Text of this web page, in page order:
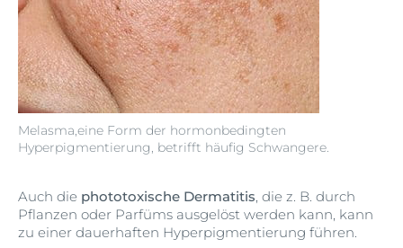
Melasma,eine Form der hormonbedingten
Hyperpigmentierung, betrifft häufig Schwangere.
Auch die phototoxische Dermatitis, die z. B. durch
Pflanzen oder Parfüms ausgelöst werden kann, kann
zu einer dauerhaften Hyperpigmentierung führen.